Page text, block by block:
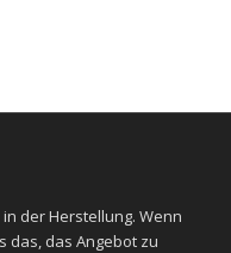
der Herstellung. Wenn
das, das Angebot zu